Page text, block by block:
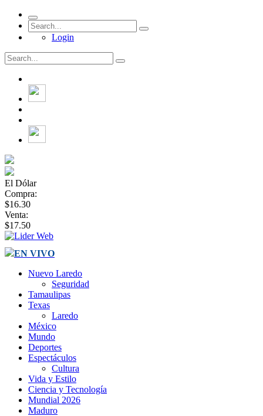
Login
El Dólar
Compra:
$16.30
Venta:
$17.50
EN VIVO
Nuevo Laredo
Seguridad
Tamaulipas
Texas
Laredo
México
Mundo
Deportes
Espectáculos
Cultura
Vida y Estilo
Ciencia y Tecnología
Mundial 2026
Maduro